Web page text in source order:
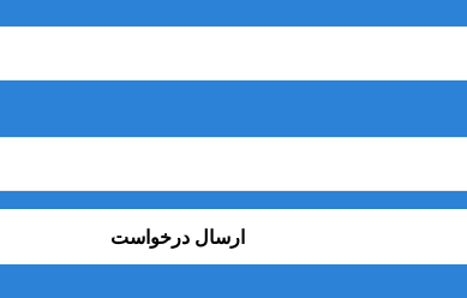
ارسال درخواست